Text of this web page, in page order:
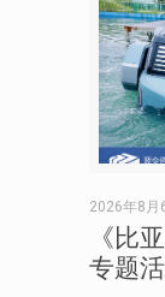
2026年8月
《比
专题